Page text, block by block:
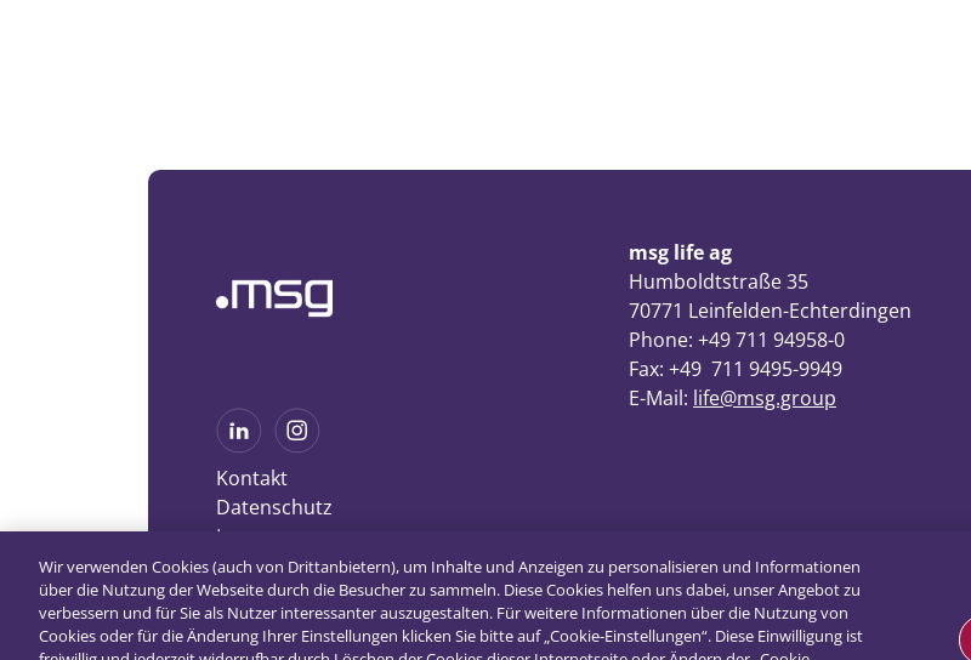
Kontakt
Datenschutz
Impressum
msg life ag
Humboldtstraße 35
70771 Leinfelden-Echterdingen
Phone: +49 711 94958-0
Fax: +49 711 9495-9949
E-Mail: life@msg.group
Wir verwenden Cookies (auch von Drittanbietern), um Inhalte und Anzeigen zu personalisieren und Informationen
über die Nutzung der Webseite durch die Besucher zu sammeln. Diese Cookies helfen uns dabei, unser Angebot zu
verbessern und für Sie als Nutzer interessanter auszugestalten. Für weitere Informationen über die Nutzung von
Cookies oder für die Änderung Ihrer Einstellungen klicken Sie bitte auf „Cookie-Einstellungen“. Diese Einwilligung ist